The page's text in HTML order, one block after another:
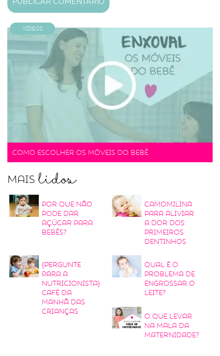
Vídeos
Como escolher os móveis do bebê
Maislidos
Por que não
pode dar
açúcar para
bebês?
Camomilina
para aliviar
a dor dos
primeiros
dentinhos
{Pergunte
para a
nutricionista}
Café da
manhã das
crianças
Qual é o
problema de
engrossar o
leite?
O que levar
na mala da
maternidade?